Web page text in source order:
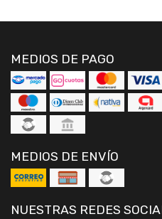
MEDIOS DE PAGO
MEDIOS DE ENVÍO
NUESTRAS REDES